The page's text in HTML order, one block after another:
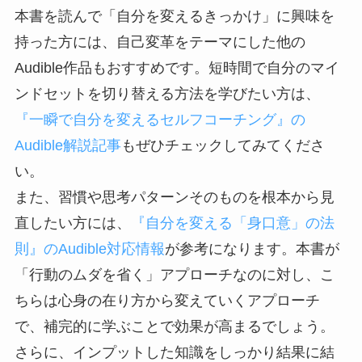
本書を読んで「自分を変えるきっかけ」に興味を
持った方には、自己変革をテーマにした他の
Audible作品もおすすめです。短時間で自分のマイ
ンドセットを切り替える方法を学びたい方は、
『一瞬で自分を変えるセルフコーチング』の
Audible解説記事もぜひチェックしてみてくださ
い。
また、習慣や思考パターンそのものを根本から見
直したい方には、
『自分を変える「身口意」の法
則』のAudible対応情報が参考になります。本書が
「行動のムダを省く」アプローチなのに対し、こ
ちらは心身の在り方から変えていくアプローチ
で、補完的に学ぶことで効果が高まるでしょう。
さらに、インプットした知識をしっかり結果に結